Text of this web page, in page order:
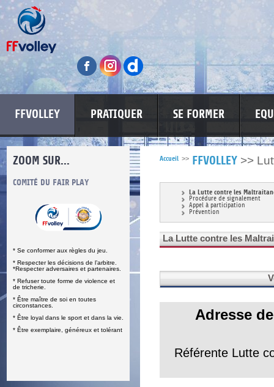
FFVOLLEY PRATIQUER SE FORMER
ZOOM SUR...
COMITÉ DU FAIR PLAY
* Se conformer aux règles du jeu.
* Respecter les décisions de l’arbitre.
*Respecter adversaires et partenaires.
* Refuser toute forme de violence et
de tricherie.
* Être maître de soi en toutes
circonstances.
* Être loyal dans le sport et dans la vie.
* Être exemplaire, généreux et tolérant
LUTTE CONTRE LES VIOLENCES MA PETITE
Accueil >> FFVOLLEY >>
La Lutte contre les
Procédure de signalement
Appel à participation
Prévention
La Lutte contre les
Adresse
Référente Lutte